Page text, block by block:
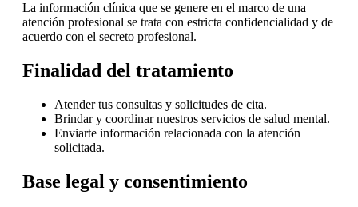
La información clínica que se genere en el marco de una
atención profesional se trata con estricta confidencialidad y de
acuerdo con el secreto profesional.
Finalidad del tratamiento
Atender tus consultas y solicitudes de cita.
Brindar y coordinar nuestros servicios de salud mental.
Enviarte información relacionada con la atención
solicitada.
Base legal y consentimiento